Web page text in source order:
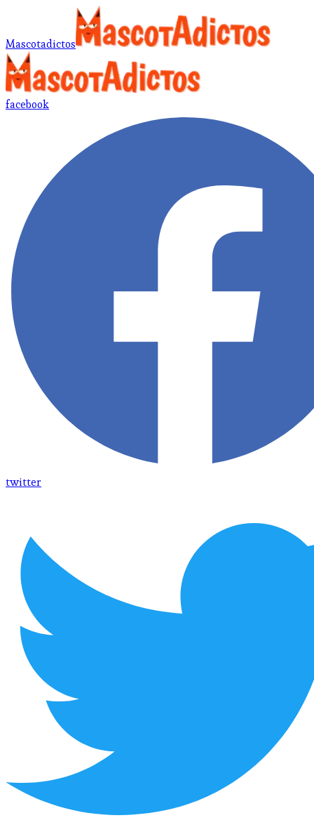
Mascotadictos
facebook
twitter